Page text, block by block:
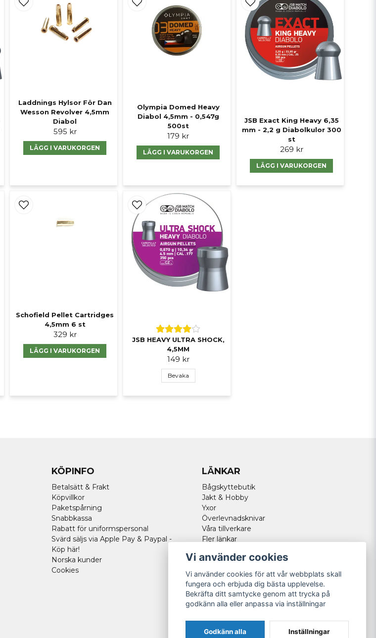
Laddnings Hylsor För Dan
Wesson Revolver 4,5mm
Diabol
595 kr
LÄGG I VARUKORGEN
Olympia Domed Heavy
Diabol 4,5mm - 0,547g
500st
179 kr
LÄGG I VARUKORGEN
JSB Exact King Heavy 6,35
mm - 2,2 g Diabolkulor 300
st
269 kr
LÄGG I VARUKORGEN
Schofield Pellet Cartridges
4,5mm 6 st
329 kr
LÄGG I VARUKORGEN
JSB HEAVY ULTRA SHOCK,
4,5MM
149 kr
Bevaka
KÖPINFO
Betalsätt & Frakt
Köpvillkor
Paketspårning
Snabbkassa
Rabatt för uniformspersonal
Svärd säljs via Apple Pay & Paypal -
Köp här!
Norska kunder
Cookies
LÄNKAR
Bågskyttebutik
Jakt & Hobby
Yxor
Överlevnadsknivar
Våra tillverkare
Fler länkar
Vi använder cookies
Vi använder cookies för att vår webbplats skall
fungera och erbjuda dig bästa upplevelse.
Bekräfta ditt samtycke genom att trycka på
godkänn alla eller anpassa via inställningar
Godkänn alla Inställningar